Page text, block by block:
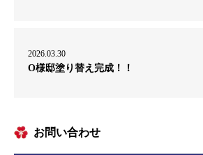
2026.03.30
O様邸塗り替え完成！！
お問い合わせ